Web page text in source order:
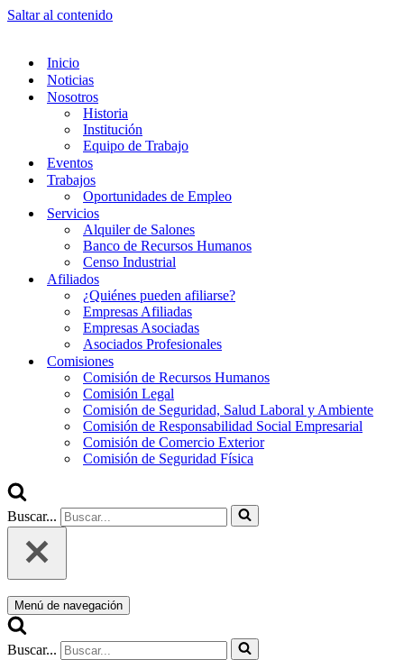
Saltar al contenido
Inicio
Noticias
Nosotros
Historia
Institución
Equipo de Trabajo
Eventos
Trabajos
Oportunidades de Empleo
Servicios
Alquiler de Salones
Banco de Recursos Humanos
Censo Industrial
Afiliados
¿Quiénes pueden afiliarse?
Empresas Afiliadas
Empresas Asociadas
Asociados Profesionales
Comisiones
Comisión de Recursos Humanos
Comisión Legal
Comisión de Seguridad, Salud Laboral y Ambiente
Comisión de Responsabilidad Social Empresarial
Comisión de Comercio Exterior
Comisión de Seguridad Física
Buscar...
Menú de navegación
Buscar...